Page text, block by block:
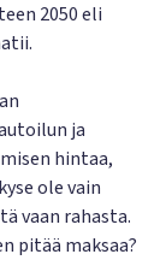
2050 eli
ja
hintaa,
ole vain
vaan rahasta.
pitää maksaa?